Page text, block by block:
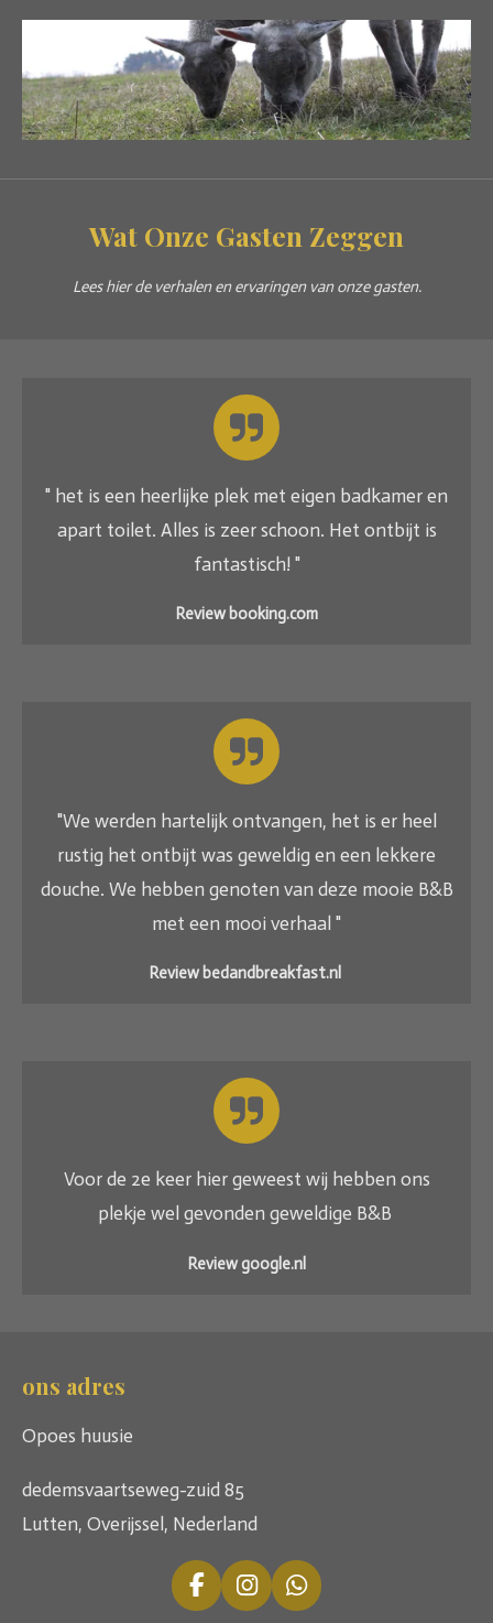
Wat Onze Gasten Zeggen
Lees hier de verhalen en ervaringen van onze gasten.
" het is een heerlijke plek met eigen badkamer en
apart toilet. Alles is zeer schoon. Het ontbijt is
fantastisch! "
Review booking.com
"We werden hartelijk ontvangen, het is er heel
rustig het ontbijt was geweldig en een lekkere
douche. We hebben genoten van deze mooie B&B
met een mooi verhaal "
Review bedandbreakfast.nl
Voor de 2e keer hier geweest wij hebben ons
plekje wel gevonden geweldige B&B
Review google.nl
ons adres
Opoes huusie
dedemsvaartseweg-zuid 85
Lutten, Overijssel, Nederland
F
a
I
n
W
h